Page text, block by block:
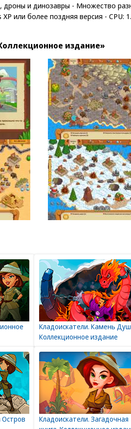
дроны и динозавры - Множество
или более поздняя версия - CPU:
издание»
Кладоискатели. Камень
Коллекционное издание
Остров
Кладоискатели. Загадочная